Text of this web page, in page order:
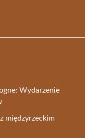
Wydarzenie
międzyrzeckim